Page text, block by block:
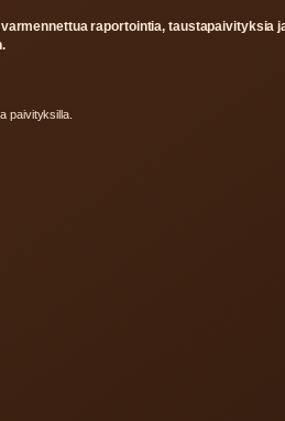
raportointia, taustapaivityksia
paivityksilla.